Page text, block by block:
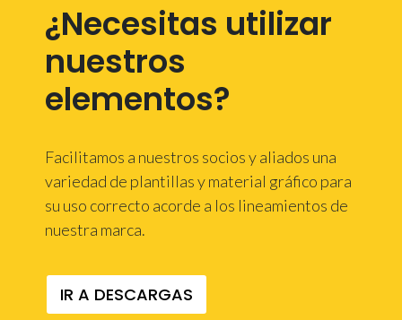
¿Necesitas utilizar
nuestros
elementos?
Facilitamos a nuestros socios y aliados una
variedad de plantillas y material gráfico para
su uso correcto acorde a los lineamientos de
nuestra marca.
IR A DESCARGAS